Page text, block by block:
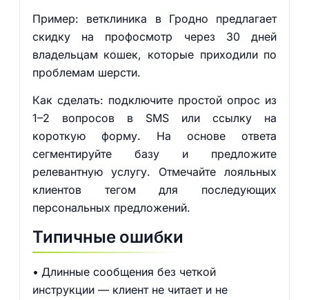
Пример: ветклиника в Гродно предлагает
скидку на профосмотр через 30 дней
владельцам кошек, которые приходили по
проблемам шерсти.
Как сделать: подключите простой опрос из
1–2 вопросов в SMS или ссылку на
короткую форму. На основе ответа
сегментируйте базу и предложите
релевантную услугу. Отмечайте лояльных
клиентов тегом для последующих
персональных предложений.
Типичные ошибки
Длинные сообщения без четкой
инструкции — клиент не читает и не